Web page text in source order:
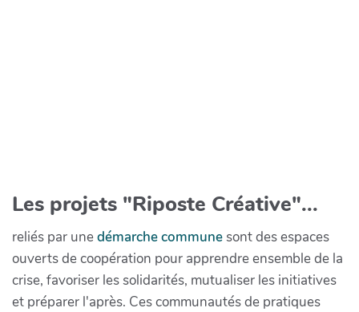
Les projets "Riposte Créative"...
reliés par unedémarche communesont des espaces
ouverts de coopération pour apprendre ensemble de la
crise, favoriser les solidarités, mutualiser les initiatives
et préparer l'après. Ces communautés de pratiques